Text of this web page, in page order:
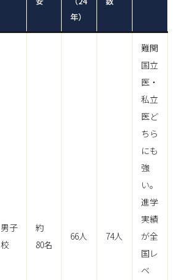
年）
男子
校
約
80名
66人 74人
難関
国立
医・
私立
医ど
ちら
にも
強
い。
進学
実績
が全
国レ
ベ